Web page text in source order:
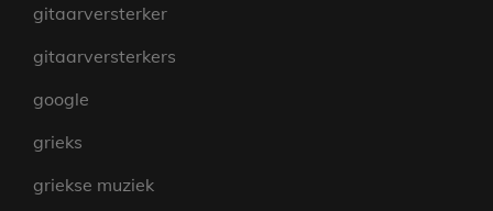
gitaarversterker
gitaarversterkers
google
grieks
griekse muziek